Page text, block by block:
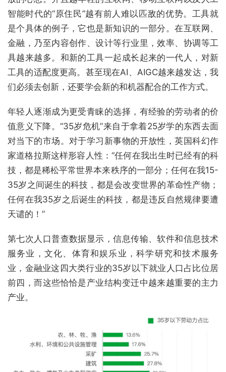
智能时代的“原住民”越有前人难以匹敌的优势。工具就
是个具体的例子，它也是新知识的一部分。在互联网、
金融，乃至内容创作、设计等行业里，效率、协调等工
具越来越多。和新的工具一起成长起来的一代人，对新
工具的适配度更高。甚至现在AI、AIGC越来越发达，我
们必须去创新，还要学会新的和机器配合的工作方式。
年轻人逐渐成为更受青睐的选择，有经验的劳动者的价
值意义下降。“35岁危机”来自于拿着25岁学的东西去面
对当下的市场。对于学习新事物的开放性，英国科幻作
家道格拉斯这样形容人性：“任何在我出生时已经有的科
技，都是稀松平常世界本来秩序的一部分；任何在我15-
35岁之间诞生的科技，都是会改变世界的革命性产物；
任何在我35岁之后诞生的科技，都是违反自然规律要遭
天谴的！”
第七次人口普查数据显示，信息传输、软件和信息技术
服务业，文化、体育和娱乐业，科学研究和技术服务
业，金融业这四大类行业的35岁以下就业人口占比位居
前四，而这些恰恰是产业结构变迁中越来越重要的主力
产业。